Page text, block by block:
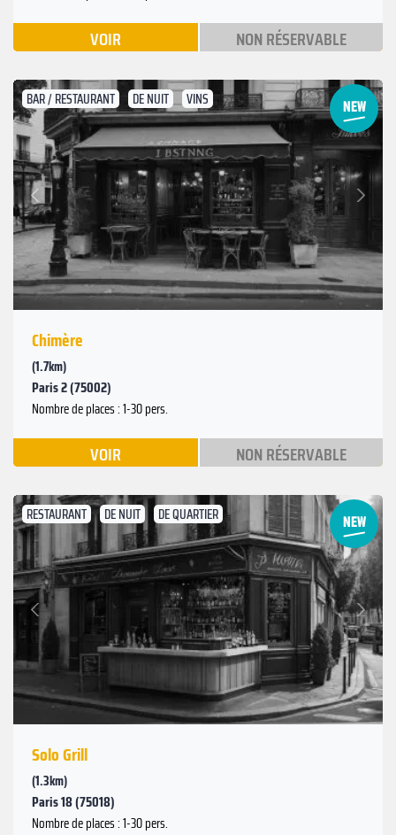
VOIR NON RÉSERVABLE
BAR / RESTAURANT DE NUIT VINS
Précédent
Suivant
Chimère
(1.7km)
Paris 2 (75002)
Nombre de places : 1-30 pers.
VOIR NON RÉSERVABLE
RESTAURANT DE NUIT DE QUARTIER
Précédent
Suivant
Solo Grill
(1.3km)
Paris 18 (75018)
Nombre de places : 1-30 pers.